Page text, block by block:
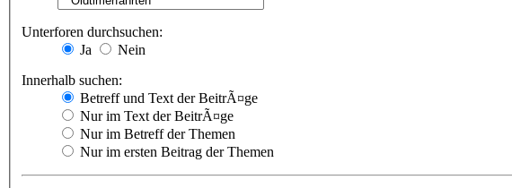
Unterforen durchsuchen:
Ja
Nein
Innerhalb suchen:
Betreff und Text der BeitrÃ¤ge
Nur im Text der BeitrÃ¤ge
Nur im Betreff der Themen
Nur im ersten Beitrag der Themen